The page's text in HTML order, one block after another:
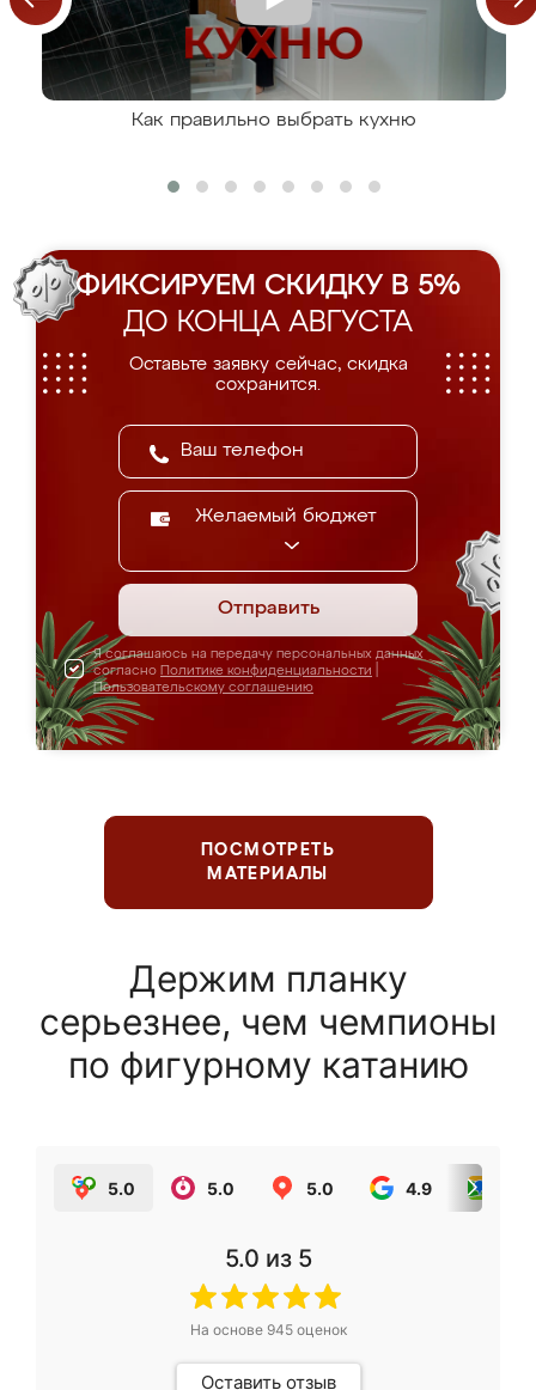
Как правильно выбрать кухню
ФИКСИРУЕМ СКИДКУ В 5%
ДО КОНЦА АВГУСТА
Оставьте заявку сейчас, скидка
сохранится.
Желаемый бюджет
Отправить
Я соглашаюсь на передачу персональных данных
согласно Политике конфиденциальности
Пользовательскому соглашению
ПОСМОТРЕТЬ
МАТЕРИАЛЫ
Держим планку
серьезнее, чем чемпионы
по фигурному катанию
5.0 5.0 5.0 4.9
5.0 из 5
На основе 945оценок
Оставить отзыв